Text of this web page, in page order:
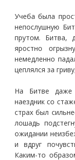
Учеба была
непослушную
прутом. Битва,
яростно
немедленно
цеплялся за
На Битве даже
наездник со
страх был
лошадь
ожидании
и вдруг
Каким-то